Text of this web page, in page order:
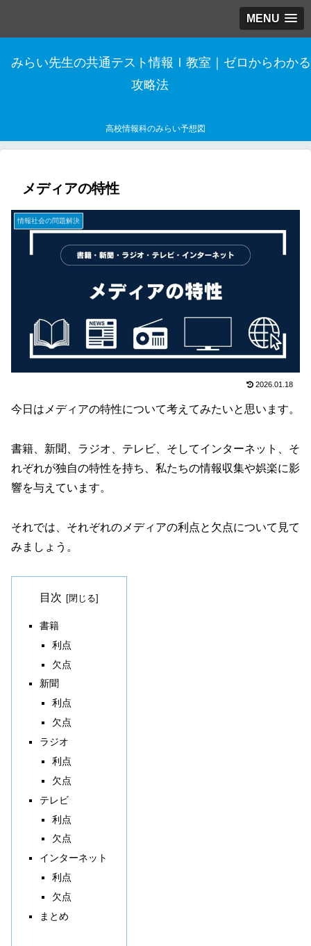
MENU
みらい先生の共通テスト情報Ⅰ教室｜ゼロからわかる
攻略法
高校情報科のみらい予想図
メディアの特性
情報社会の問題解決
2026.01.18
今日はメディアの特性について考えてみたいと思います。
書籍、新聞、ラジオ、テレビ、そしてインターネット、そ
れぞれが独自の特性を持ち、私たちの情報収集や娯楽に影
響を与えています。
それでは、それぞれのメディアの利点と欠点について見て
みましょう。
目次
書籍
利点
欠点
新聞
利点
欠点
ラジオ
利点
欠点
テレビ
利点
欠点
インターネット
利点
欠点
まとめ